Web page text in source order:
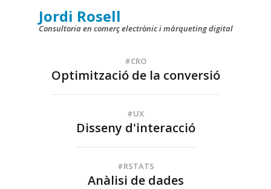
Jordi Rosell
Consultoria en comerç electrònic i màrqueting digital
#CRO
Optimització de la conversió
#UX
Disseny d'interacció
#RSTATS
Anàlisi de dades